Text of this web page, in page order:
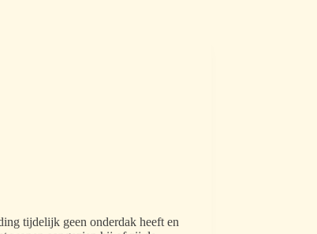
tijdelijk geen onderdak heeft en